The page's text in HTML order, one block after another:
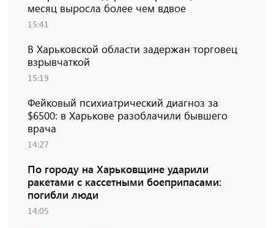
месяц выросла более чем вдвое
15:41
В Харьковской области задержан торговец
взрывчаткой
15:19
Фейковый психиатрический диагноз за
$6500: в Харькове разоблачили бывшего
врача
14:27
По городу на Харьковщине ударили
ракетами с кассетными боеприпасами:
погибли люди
14:05